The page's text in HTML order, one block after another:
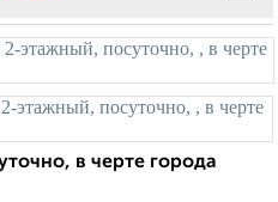
в черте города